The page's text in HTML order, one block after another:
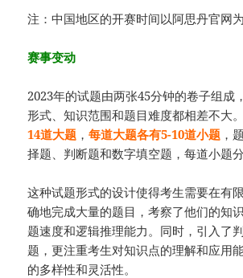
注：中国地区的开赛时间以阿思丹官网为
赛事变动
2023年的试题由两张45分钟的卷子组成
形式、知识范围和题目难度都相差不大
14道大题 ，每道大题各有5-10道小题 ，
择题、判断题和数字填空题，每道小题分
这种试题形式的设计使得考生需要在有
确地完成大量的题目，考察了他们的知
题速度和逻辑推理能力。同时，引入了
题，更注重考生对知识点的理解和应用
的多样性和灵活性。